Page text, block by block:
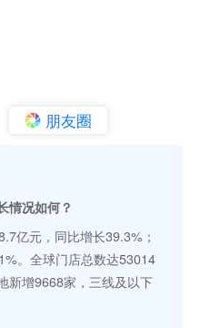
朋友圈
情况如何？
亿元，同比增长39.3%；
。全球门店总数达53014
新增9668家，三线及以下